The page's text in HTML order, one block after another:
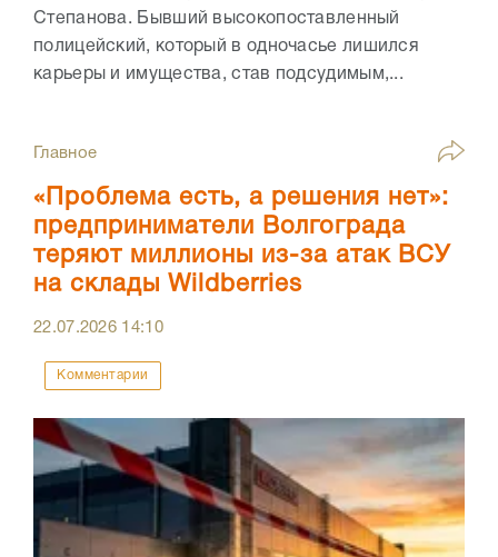
Степанова. Бывший высокопоставленный
полицейский, который в одночасье лишился
карьеры и имущества, став подсудимым,...
Главное
«Проблема есть, а решения нет»:
предприниматели Волгограда
теряют миллионы из-за атак ВСУ
на склады Wildberries
22.07.2026 14:10
Комментарии